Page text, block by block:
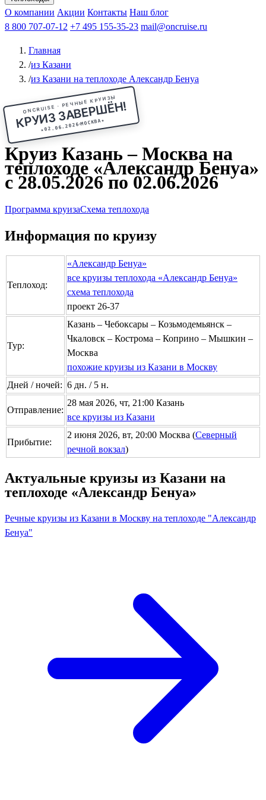
Чебоксарыиз Волгоградаиз Саратова Все города
КазаньВ Нижний НовгородВ ПермьВ Ростов-на-Дону
РыбинскНа СоловкиНа ВалаамПо ОкеПо Енисею
Афанасий Никитин Октябрьская революция
ФединАлександр СвешниковИван
МироновА.С.Попов
О компании Акции Контакты Наш блог
8 800 707-07-12 +7 495 155-35-23 mail@oncruise.ru
Главная
/из Казани
/из Казани на теплоходе Александр Бенуа
ONCRUISE · РЕЧНЫЕ КРУИЗЫ
КРУИЗ ЗАВЕРШЁН!
★02.06.2026МОСКВА★
Круиз Казань – Москва на
теплоходе «Александр Бенуа»
с 28.05.2026 по 02.06.2026
Программа круизаСхема теплохода
Информация по круизу
Теплоход:
«Александр Бенуа»
все круизы теплохода «Александр Бенуа»
схема теплохода
проект 26-37
Тур:
Казань – Чебоксары – Козьмодемьянск –
Чкаловск – Кострома – Коприно – Мышкин –
Москва
похожие круизы из Казани в Москву
Дней / ночей: 6 дн. / 5 н.
Отправление:
28 мая 2026, чт, 21:00 Казань
все круизы из Казани
Прибытие:
2 июня 2026, вт, 20:00 Москва (Северный
речной вокзал)
Актуальные круизы из Казани на
теплоходе «Александр Бенуа»
Речные круизы из Казани в Москву на теплоходе "Александр
Бенуа"